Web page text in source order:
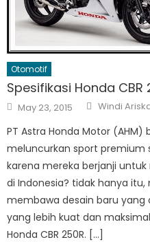
Otomotif
Spesifikasi Honda CBR
Posted
on
May 23, 2015 Author
Windi
PT Astra Honda Motor (AHM)
meluncurkan sport
karena mereka berjanji
di Indonesia? tidak hanya
membawa desain baru yang
yang lebih kuat dan
Honda CBR 250R. […]